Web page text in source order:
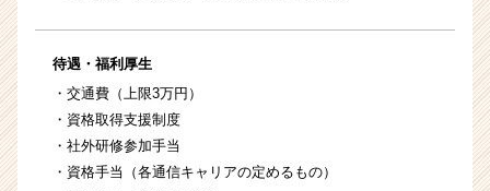
待遇・福利厚生
・交通費（上限3万円）
・資格取得支援制度
・社外研修参加手当
・資格手当（各通信キャリアの定めるもの）